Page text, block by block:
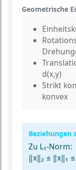
Geometrische
d(x,y)
Strikt
konvex
Beziehungen
Zu L₁-Norm:
‖x‖₂ ≤ ‖x‖₁